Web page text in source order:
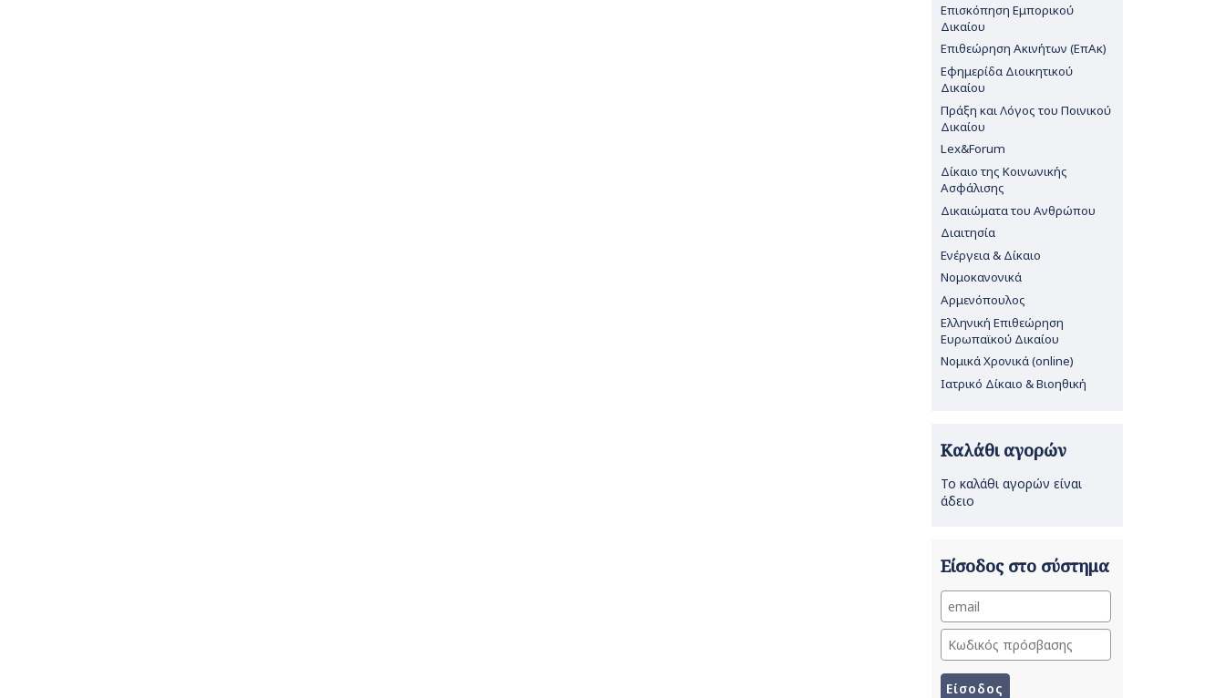
Επισκόπηση Εμπορικού
Δικαίου
Επιθεώρηση Ακινήτων (ΕπΑκ)
Εφημερίδα Διοικητικού
Δικαίου
Πράξη και Λόγος του Ποινικού
Δικαίου
Lex&Forum
Δίκαιο της Κοινωνικής
Ασφάλισης
Δικαιώματα του Ανθρώπου
Διαιτησία
Ενέργεια & Δίκαιο
Νομοκανονικά
Αρμενόπουλος
Ελληνική Επιθεώρηση
Ευρωπαϊκού Δικαίου
Νομικά Χρονικά (online)
Ιατρικό Δίκαιο & Βιοηθική
Καλάθι αγορών
Το καλάθι αγορών είναι
άδειο
Είσοδος στο σύστημα